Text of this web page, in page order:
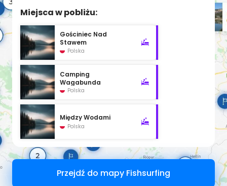
Miejsca w pobliżu:
Gościniec Nad
Stawem
Polska
Camping
Wagabunda
Polska
Między Wodami
Polska
Przejdź do mapy Fishsurfing